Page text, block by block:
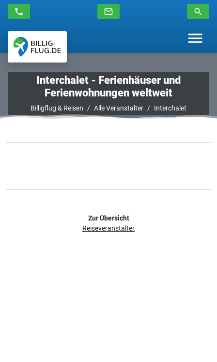
Interchalet - Ferienhäuser und
Ferienwohnungen weltweit
Billigflug & Reisen Alle Veranstalter Interchalet
Zur Übersicht
Reiseveranstalter